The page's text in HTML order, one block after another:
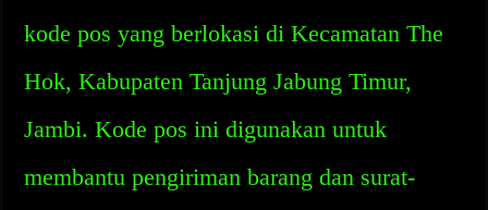
kode pos yang berlokasi di Kecamatan The
Hok, Kabupaten Tanjung Jabung Timur,
Jambi. Kode pos ini digunakan untuk
membantu pengiriman barang dan surat-